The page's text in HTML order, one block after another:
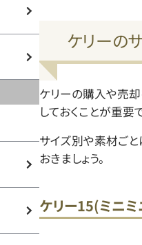
ケリーの
ケリーの購入や売
しておくことが重要
サイズ別や素材ご
おきましょう。
ケリー15(ミニ